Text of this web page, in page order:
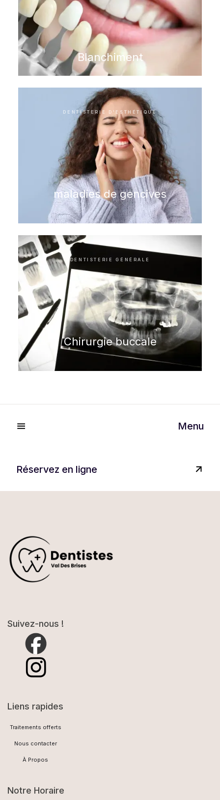
Blanchiment
DENTISTERIE D'ESTHÉTIQUE
maladies de gencives
DENTISTERIE GÉNÉRALE
Chirurgie buccale
Menu
Réservez en ligne
Suivez-nous !
Liens rapides
Traitements offerts
Nous contacter
À Propos
Notre Horaire